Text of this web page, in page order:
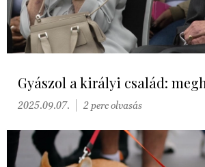
Gyászol a királyi család:
2025.09.07. 2 perc olvasás